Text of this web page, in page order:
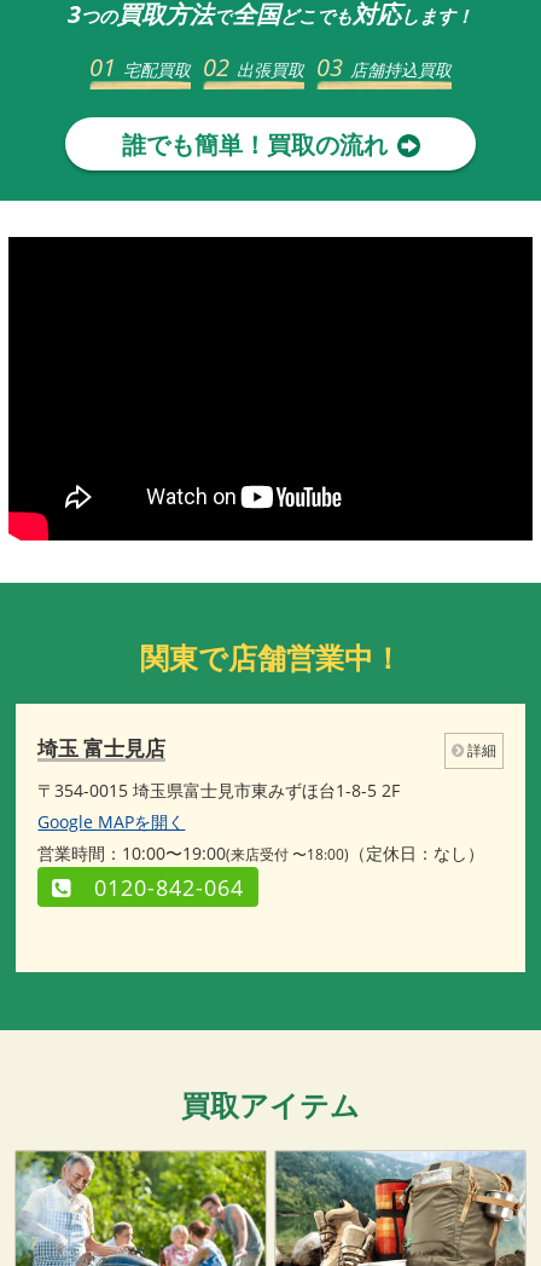
3つの買取方法で全国どこでも対応します！
01 宅配買取 02 出張買取 03 店舗持込買取
誰でも簡単！買取の流れ
関東で店舗営業中！
埼玉 富士見店 詳細
〒354-0015 埼玉県富士見市東みずほ台1-8-5 2F
Google MAPを開く
営業時間：10:00〜19:00(来店受付 〜18:00) （定休日：なし）
0120-842-064
買取アイテム